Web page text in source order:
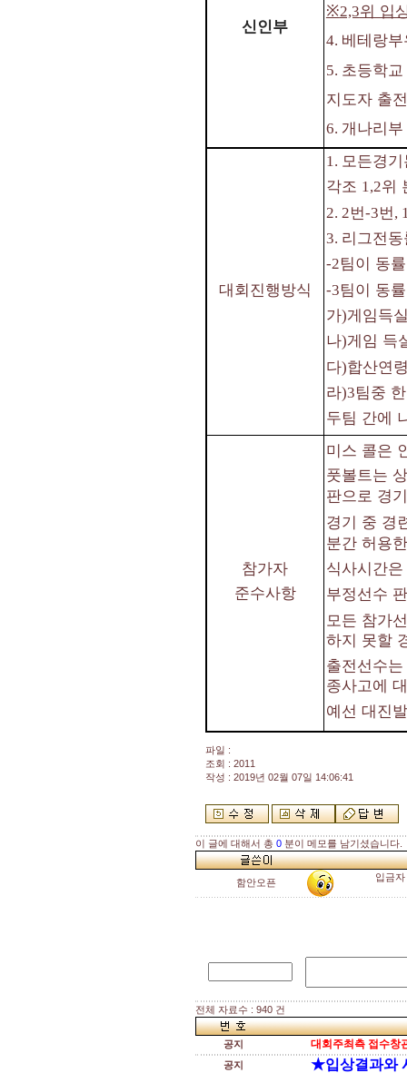
신인부
※2,3위 입
4. 베테랑
5. 초등학
지도자 출
6. 개나리
대회진행방식
1. 모든경
각조 1,2위
2. 2번-3번,
3. 리그전
-2팀이 동
-3팀이 동
가)게임득
나)게임 득
다)합산연
라)3팀중
두팀 간에
참가자
준수사항
미스 콜은
풋볼트는
판으로 경
경기 중 경
분간 허용
식사시간
부정선수
모든 참가
하지 못할
출전선수
종사고에
예선 대진
파일 :
조회 : 2011
작성 : 2019년 02월 07일 14:06:41
이 글에 대해서 총 0 분이 메모를 남기셨습니다.
함안오픈 입금
전체 자료수 : 940 건
공지 대회주최측 접수창
공지 ★입상결과와